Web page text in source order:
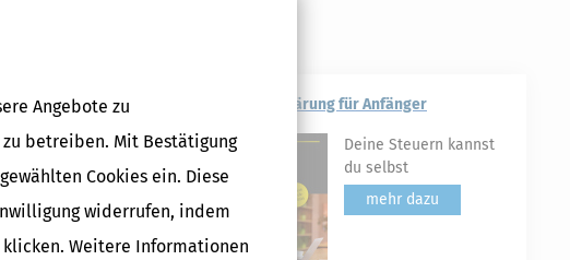
Angebote zu
betreiben. Mit Bestätigung
Cookies ein. Diese
widerrufen, indem
Weitere Informationen
Beschluss vom
Satzung,
Steuererklärung für Anfänger
Deine Steuern kannst
du selbst
mehr dazu